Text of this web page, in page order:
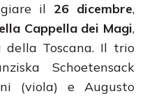
il 26 dicembre,
Cappella dei Magi,
della Toscana. Il trio
Schoetensack
(viola) e Augusto